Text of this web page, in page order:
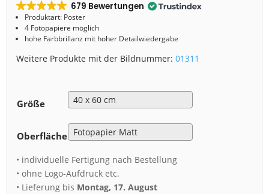
679 Bewertungen
Produktart: Poster
4 Fotopapiere möglich
hohe Farbbrillanz mit hoher Detailwiedergabe
Weitere Produkte mit der Bildnummer:01311
Größe
Oberfläche
• individuelle Fertigung nach Bestellung
• ohne Logo-Aufdruck etc.
• Lieferung bis Montag, 17. August